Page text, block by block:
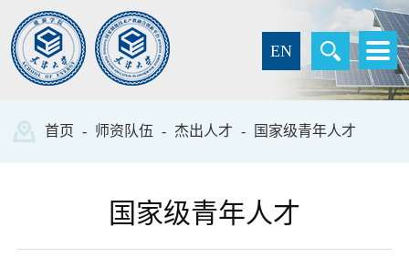
EN
首页 - 师资队伍 - 杰出人才 - 国家级青年人才
国家级青年人才